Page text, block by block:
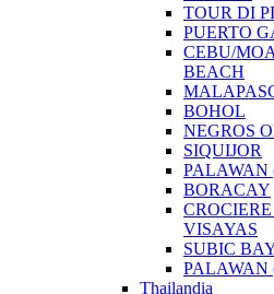
TOUR DI
PUERTO
CEBU/
BEACH
BOHOL
NEGROS
SIQUIJOR
PALAWAN
BORACAY
VISAYAS
SUBIC
PALAWAN
Thailandia